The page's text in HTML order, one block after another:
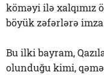
köməyi ilə
böyük zəfərlərə
Bu ilki bayram,
olunduğu kimi,